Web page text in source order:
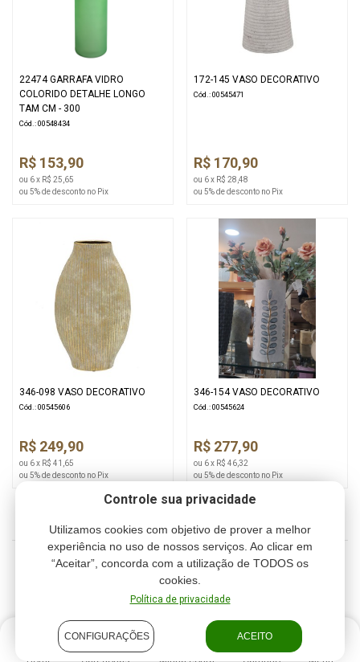
Controle sua privacidade
Utilizamos cookies com objetivo de prover a melhor
experiência no uso de nossos serviços. Ao clicar em
“Aceitar”, concorda com a utilização de TODOS os
cookies.
Política de privacidade
CONFIGURAÇÕES ACEITO
22474 GARRAFA VIDRO
COLORIDO DETALHE LONGO
TAM CM - 300
Cód.: 00548434
R$ 153,90
ou 6 x R$ 25,65
ou 5% de desconto no Pix
172-145 VASO DECORATIVO
Cód.: 00545471
R$ 170,90
ou 6 x R$ 28,48
ou 5% de desconto no Pix
346-098 VASO DECORATIVO
Cód.: 00545606
R$ 249,90
ou 6 x R$ 41,65
ou 5% de desconto no Pix
346-154 VASO DECORATIVO
Cód.: 00545624
R$ 277,90
ou 6 x R$ 46,32
ou 5% de desconto no Pix
2 3